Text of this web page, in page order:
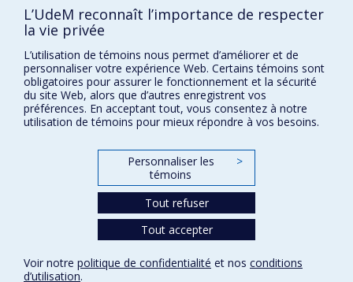
Plan du site
Accessibilité
FACULTÉ DES ARTS ET DES SCIENCES
Nos départements et écoles
Nos centres d'études
Conditions d’utilisation
Paramètres des témoins
Université de
L’UdeM reconnaît l’importance de respecter
la vie privée
L’utilisation de témoins nous permet d’améliorer et de
personnaliser votre expérience Web. Certains témoins sont
obligatoires pour assurer le fonctionnement et la sécurité
du site Web, alors que d’autres enregistrent vos
préférences. En acceptant tout, vous consentez à notre
utilisation de témoins pour mieux répondre à vos besoins.
Personnaliser les
témoins
>
Tout refuser
Tout accepter
Voir notre politique de confidentialité et nos conditions
d’utilisation.